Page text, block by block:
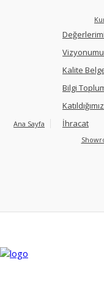
Ana Sayfa
Kalite
Bilgi
İhracat